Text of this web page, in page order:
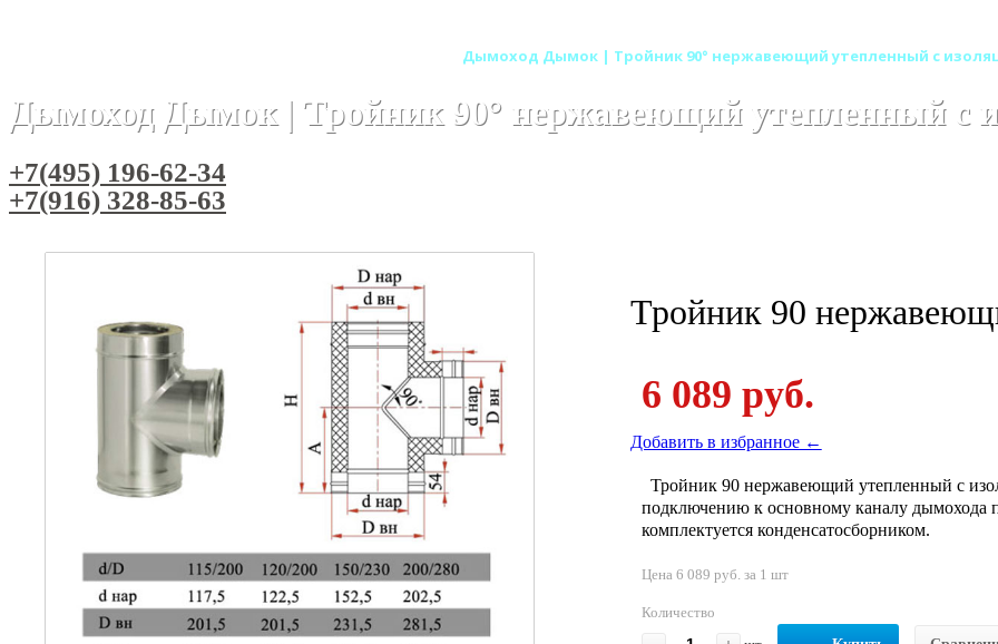
Дымоход Дымок | Тройник 90° нержавеющий утепленный с
Дымоход Дымок | Тройник 90° нержавеющий утепленный с
+7(495) 196-62-34
+7(916) 328-85-63
Тройник 90
6 089 руб.
Добавить в избранное ←
Тройник 90 нержавеющий утепленный с
подключению к основному каналу дымохода
комплектуется конденсатосборником.
Цена 6 089 руб. за 1 шт
Количество